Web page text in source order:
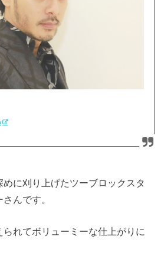
に刈り上げたツーブロックスタ
んです。
られてボリューミーな仕上がりに